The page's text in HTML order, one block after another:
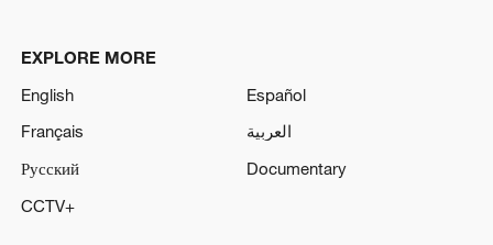
EXPLORE MORE
English
Español
Français
العربية
Русский
Documentary
CCTV+